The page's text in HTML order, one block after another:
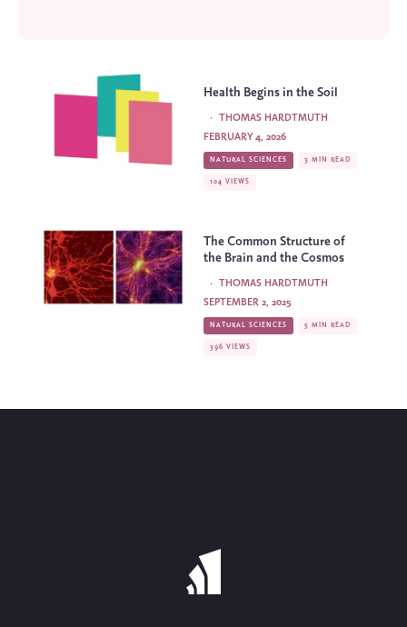
Health Begins in the Soil
THOMAS HARDTMUTH
·
FEBRUARY 4, 2026
NATURAL SCIENCES 3 MIN READ
104 VIEWS
The Common Structure of
the Brain and the Cosmos
THOMAS HARDTMUTH
·
SEPTEMBER 2, 2025
NATURAL SCIENCES 5 MIN READ
396 VIEWS